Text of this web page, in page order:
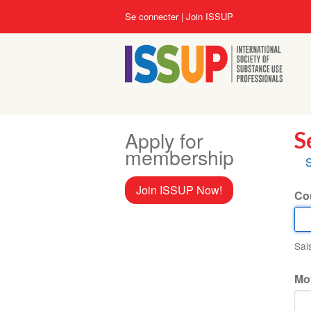
User
account
menu
Se connecter Join ISSUP
Apply for
membership
Join ISSUP Now!